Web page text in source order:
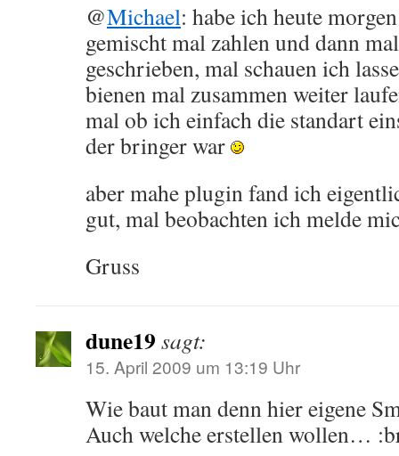
@Michael: habe ich heute
gemischt mal zahlen und dann
geschrieben, mal schauen ich
bienen mal zusammen weiter
mal ob ich einfach die standart
der bringer war
aber mahe plugin fand ich
gut, mal beobachten ich melde
Gruss
dune19 sagt:
15. April 2009 um 13:19 Uhr
Wie baut man denn hier eigene
Auch welche erstellen wollen…